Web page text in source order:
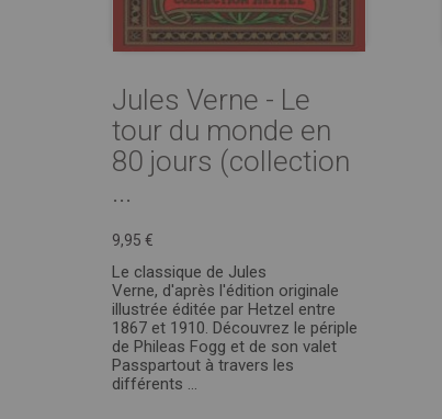
Jules Verne - Le
tour du monde en
80 jours (collection
...
9,95 €
Le classique de Jules
Verne, d'après l'édition originale
illustrée éditée par Hetzel entre
1867 et 1910. Découvrez le périple
de Phileas Fogg et de son valet
Passpartout à travers les
différents ...